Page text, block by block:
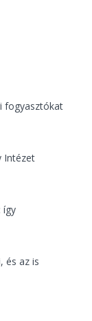
fogyasztókat
Intézet
így
és az is